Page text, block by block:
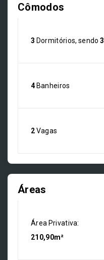
Cômodos
3 Dormitórios, sendo3
4Banheiros
2Vagas
Áreas
Área Privativa:
210,90m²